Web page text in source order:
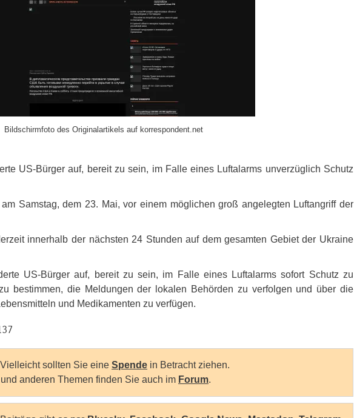
Bildschirmfoto des Originalartikels auf korrespondent.net
US-Bürger auf, bereit zu sein, im Falle eines Luftalarms unverzüglich Schutz
Samstag, dem 23. Mai, vor einem möglichen groß angelegten Luftangriff der
innerhalb der nächsten 24 Stunden auf dem gesamten Gebiet der Ukraine
US-Bürger auf, bereit zu sein, im Falle eines Luftalarms sofort Schutz zu
bestimmen, die Meldungen der lokalen Behörden zu verfolgen und über die
und Medikamenten zu verfügen.
sollten Sie eine Spende in Betracht ziehen.
anderen Themen finden Sie auch im Forum.